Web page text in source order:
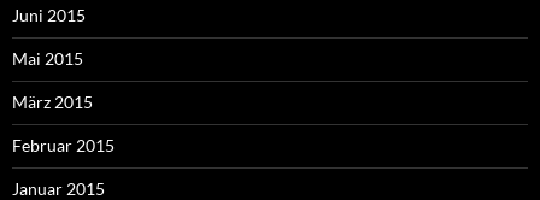
Juni 2015
Mai 2015
März 2015
Februar 2015
Januar 2015